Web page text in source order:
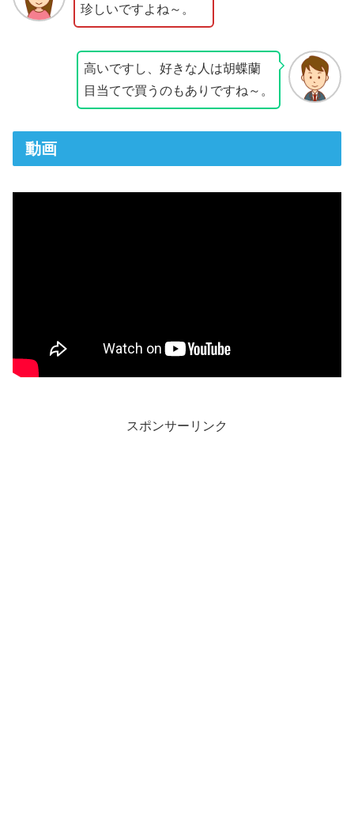
珍しいですよね～。
高いですし、好きな人は胡蝶蘭
目当てで買うのもありですね～。
動画
スポンサーリンク